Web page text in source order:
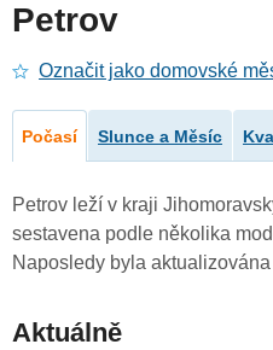
Petrov
Označit jako domovské
Počasí Slunce a Měsíc
Petrov leží v kraji
sestavena podle několika
Naposledy byla
Aktuálně